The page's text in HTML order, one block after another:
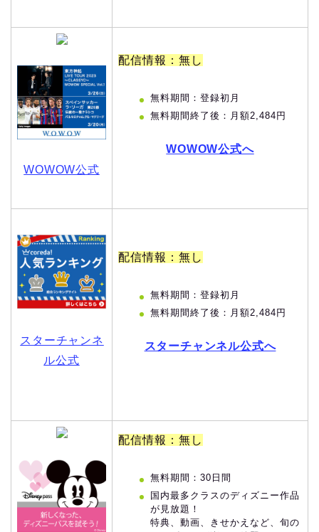
WOWOW公式
配信情報：無し
無料期間：登録初月
無料期間終了後：月額2,484円
WOWOW公式へ
スターチャンネ
ル公式
配信情報：無し
無料期間：登録初月
無料期間終了後：月額2,484円
スターチャンネル公式へ
配信情報：無し
無料期間：30日間
国内最多クラスのディズニー作品
が見放題！
特典、動画、きせかえなど、旬の